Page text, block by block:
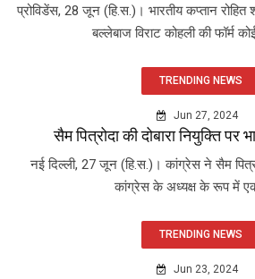
प्रोविडेंस, 28 जून (हि.स.)। भारतीय कप्तान रोहित
बल्लेबाज विराट कोहली की फॉर्म
TRENDING NEWS
Jun 27, 2024
सैम पित्रोदा की दोबारा नियुक्ति पर
नई दिल्ली, 27 जून (हि.स.)। कांग्रेस ने सैम
कांग्रेस के अध्यक्ष के रूप में एक
TRENDING NEWS
Jun 23, 2024